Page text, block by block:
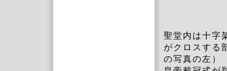
聖堂内は十字
がクロスする
の写真の左）